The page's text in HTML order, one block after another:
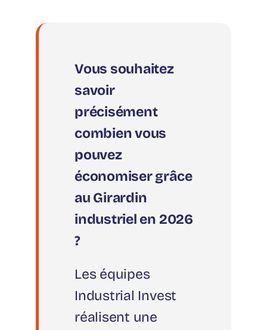
Vous souhaitez
savoir
précisément
combien vous
pouvez
économiser grâce
au Girardin
industriel en 2026
?
Les équipes
Industrial Invest
réalisent une